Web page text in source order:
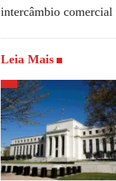
intercâmbio comercial
Leia Mais